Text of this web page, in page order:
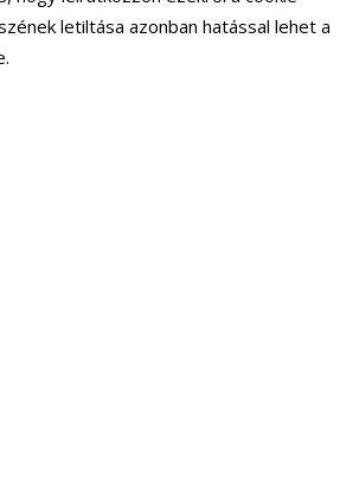
letiltása azonban hatással lehet a